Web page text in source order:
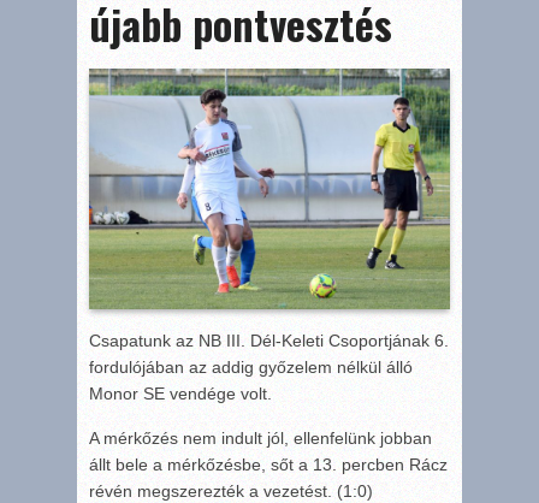
újabb pontvesztés
Csapatunk az NB III. Dél-Keleti Csoportjának 6.
fordulójában az addig győzelem nélkül álló
Monor SE vendége volt.
A mérkőzés nem indult jól, ellenfelünk jobban
állt bele a mérkőzésbe, sőt a 13. percben Rácz
révén megszerezték a vezetést. (1:0)